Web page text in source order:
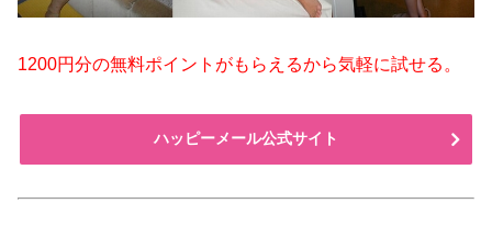
1200円分の無料ポイントがもらえるから気軽に試せる。
ハッピーメール公式サイト